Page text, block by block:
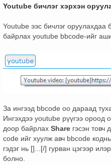
Youtube бичлэг хэрхэн
Youtube ээс бичлэг оруулахдаа
байрлах youtube bbcode-ийг
За ингээд bbcode оо дараад
Ингэхдээ youtube рүүгээ ороод
доор байрлах Share гэсэн товч
code ийг хуулж авч bbcode
гэдэг нь []...[/] гурван цэгээр
болно.